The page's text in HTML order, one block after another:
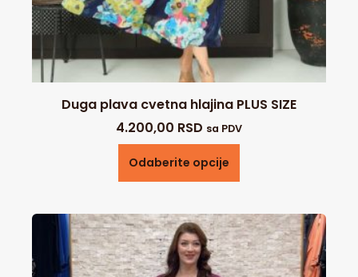
Duga plava cvetna hlajina PLUS SIZE
4.200,00 RSD sa PDV
Odaberite opcije